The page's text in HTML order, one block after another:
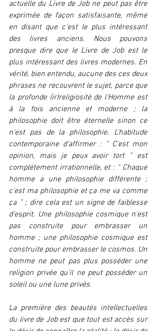
actuelle du Livre de Job ne peut pas être
exprimée de façon satisfaisante, même
en disant que c'est le plus intéressant
des livres anciens. Nous pouvons
presque dire que le Livre de Job est le
plus intéressant des livres modernes. En
vérité, bien entendu, aucune des ces deux
phrases ne recouvrent le sujet, parce que
la profonde (ir)religiosité de l’Homme est
à la fois ancienne et moderne ; la
philosophie doit être éternelle sinon ce
n'est pas de la philosophie. L'habitude
contemporaine d’affirmer : “ C'est mon
opinion, mais je peux avoir tort ” est
complètement irrationnelle, et : “ Chaque
homme a une philosophie différente ;
c'est ma philosophie et ça me va comme
ça ” ; dire cela est un signe de faiblesse
d'esprit. Une philosophie cosmique n'est
pas construite pour embrasser un
homme ; une philosophie cosmique est
construite pour embrasser le cosmos. Un
homme ne peut pas plus posséder une
religion privée qu'il ne peut posséder un
soleil ou une lune privés.
La première des beautés intellectuelles
du livre de Job est que tout est accès sur